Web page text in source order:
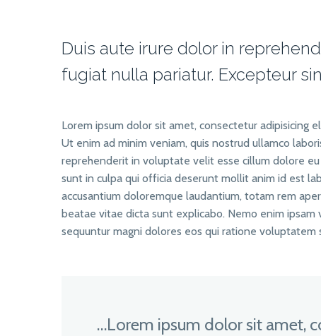
Duis aute irure dolor in
fugiat nulla pariatur. Excepteur
Lorem ipsum dolor sit amet, consectetur adipisicing
Ut enim ad minim veniam, quis nostrud ullamco
reprehenderit in voluptate velit esse cillum dolore
sunt in culpa qui officia deserunt mollit anim id est
accusantium doloremque laudantium, totam rem
beatae vitae dicta sunt explicabo. Nemo enim
sequuntur magni dolores eos qui ratione voluptatem
…Lorem ipsum dolor sit amet,